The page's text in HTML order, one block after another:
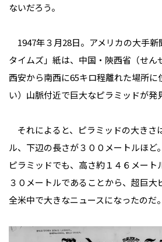
ないだろう。
1947年３月28日。アメリカの大手新
タイムズ」紙は、中国・陝西省（せん
西安から南西に65キロ程離れた場所
い）山脈付近で巨大なピラミッドが発
それによると、ピラミッドの大きさ
ル、下辺の長さが３００メートルほど
ピラミッドでも、高さ約１４６メート
３０メートルであることから、超巨大
全米中で大きなニュースになったのだ。